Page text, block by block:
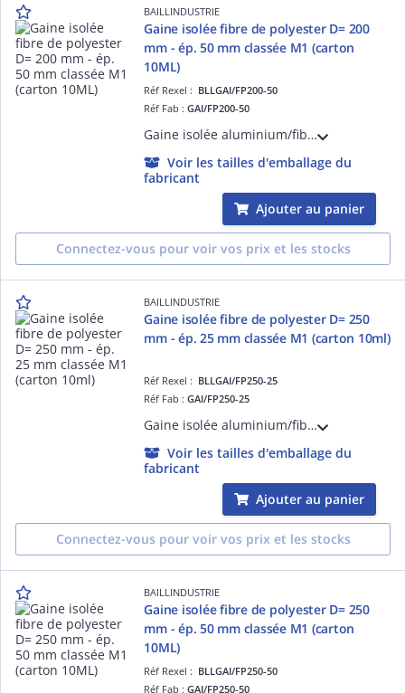
BAILLINDUSTRIE
Gaine isolée fibre de polyester D= 200
mm - ép. 50 mm classée M1 (carton
10ML)
Réf Rexel : BLLGAI/FP200-50
Réf Fab :GAI/FP200-50
Gaine isolée aluminium/fibre de polyester diamètre 200 mm - épaisseur de l'isolant 50 mm - classée M1 (carton de 10 mètres linéaires)
Voir les tailles d'emballage du
fabricant
Ajouter au panier
Connectez-vous pour voir vos prix et les stocks
BAILLINDUSTRIE
Gaine isolée fibre de polyester D= 250
mm - ép. 25 mm classée M1 (carton 10ml)
Réf Rexel : BLLGAI/FP250-25
Réf Fab :GAI/FP250-25
Gaine isolée aluminium/fibre de polyester diamètre 250 mm - épaisseur de l'isolant 25 mm - classée M1 (carton de 10 mètres linéaires)
Voir les tailles d'emballage du
fabricant
Ajouter au panier
Connectez-vous pour voir vos prix et les stocks
BAILLINDUSTRIE
Gaine isolée fibre de polyester D= 250
mm - ép. 50 mm classée M1 (carton
10ML)
Réf Rexel : BLLGAI/FP250-50
Réf Fab :GAI/FP250-50